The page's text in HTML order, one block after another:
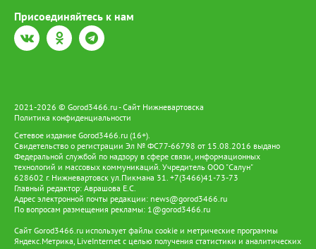
Присоединяйтесь к нам
2021-2026 © Gorod3466.ru - Сайт Нижневартовска
Политика конфиденциальности
Сетевое издание Gorod3466.ru (16+).
Свидетельство о регистрации Эл № ФС77-66798 от 15.08.2016 выдано
Федеральной службой по надзору в сфере связи, информационных
технологий и массовых коммуникаций. Учредитель ООО "Салун"
628602 г. Нижневартовск ул.Пикмана 31. +7(3466)41-73-73
Главный редактор: Аврашова Е.С.
Адрес электронной почты редакции: news@gorod3466.ru
По вопросам размещения рекламы: 1@gorod3466.ru
Сайт Gorod3466.ru использует файлы cookie и метрические программы
Яндекс.Метрика, LiveInternet с целью получения статистики и аналитических